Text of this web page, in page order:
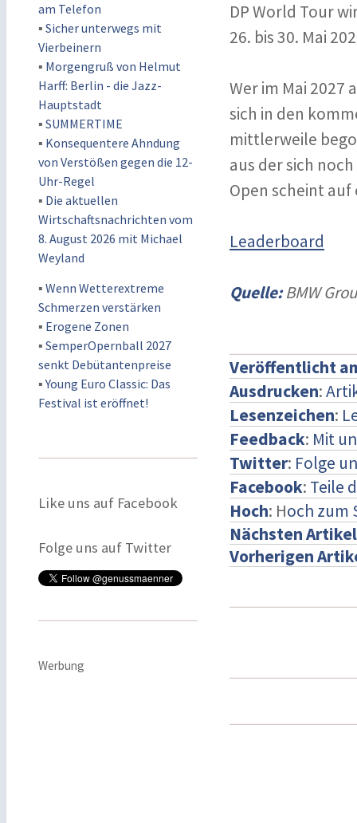
am Telefon
▪ Sicher unterwegs mit
Vierbeinern
▪ Morgengruß von Helmut
Harff: Berlin - die Jazz-
Hauptstadt
▪ SUMMERTIME
▪ Konsequentere Ahndung
von Verstößen gegen die 12-
Uhr-Regel
▪ Die aktuellen
Wirtschaftsnachrichten vom
8. August 2026 mit Michael
Weyland
▪ Wenn Wetterextreme
Schmerzen verstärken
▪ Erogene Zonen
▪ SemperOpernball 2027
senkt Debütantenpreise
▪Young Euro Classic: Das
Festival ist eröffnet!
Like uns auf Facebook
Folge uns auf Twitter
Werbung
DP World Tour
26. bis 30. Mai
Wer im Mai 2027
sich in den
mittlerweile
aus der sich
Open scheint
Leaderboard
Quelle:BMW
Veröffentlicht
Ausdrucken:
Lesenzeichen:
Feedback: Mit
Twitter: Folge
Facebook: Teile
Hoch: Hoch zum
Nächsten Artikel
Vorherigen